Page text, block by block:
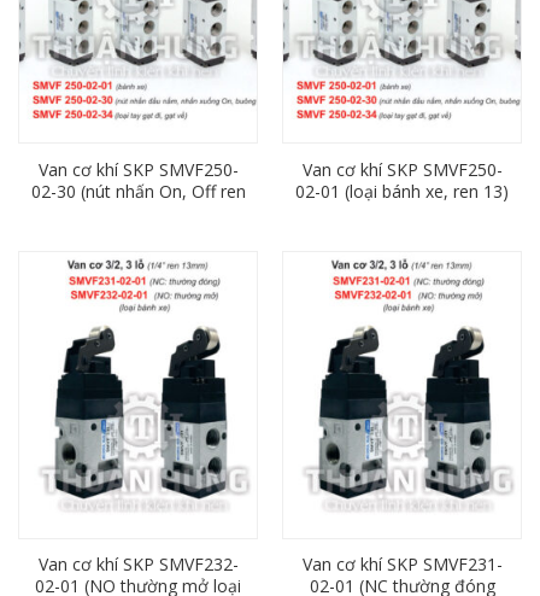
Van cơ khí SKP SMVF250-
02-30 (nút nhấn On, Off ren
Van cơ khí SKP SMVF250-
02-01 (loại bánh xe, ren 13)
Van cơ khí SKP SMVF232-
02-01 (NO thường mở loại
Van cơ khí SKP SMVF231-
02-01 (NC thường đóng